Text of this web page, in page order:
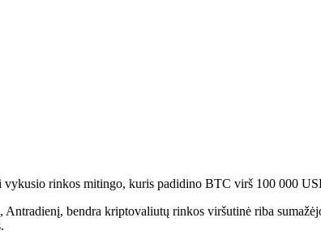
vykusio rinkos mitingo, kuris padidino BTC virš 100 000
bendra kriptovaliutų rinkos viršutinė riba